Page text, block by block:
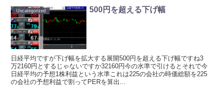
Uncategorized 500円を超える下げ幅
日経平均ですが下げ幅を拡大する展開500円を超える下げ幅ですね3
万2160円とするじゃないですか32160円今の水準で引けるとそれで今
日経平均の予想1株利益という水準これは225の会社の時価総額を225
の会社の予想利益で割ってPERを算出...